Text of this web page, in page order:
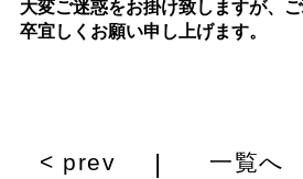
大変ご迷惑をお掛け致しますが、
卒宜しくお願い申し上げます。
< prev | 一覧へ